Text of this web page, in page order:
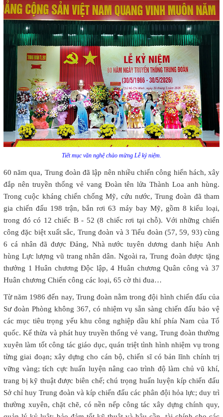
Tiết mục văn nghệ chào mừng Lễ kỷ niệm.
60 năm qua, Trung đoàn đã lập nên nhiều chiến công hiển hách, xây
đắp nên truyền thống vẻ vang Đoàn tên lửa Thành Loa anh hùng.
Trong cuộc kháng chiến chống Mỹ, cứu nước, Trung đoàn đã tham
gia chiến đấu 198 trận, bắn rơi 63 máy bay Mỹ, gồm 8 kiểu loại,
trong đó có 12 chiếc B - 52 (8 chiếc rơi tại chỗ). Với những chiến
công đặc biệt xuất sắc, Trung đoàn và 3 Tiểu đoàn (57, 59, 93) cùng
6 cá nhân đã được Đảng, Nhà nước tuyên dương danh hiệu Anh
hùng Lực lượng vũ trang nhân dân. Ngoài ra, Trung đoàn được tặng
thưởng 1 Huân chương Độc lập, 4 Huân chương Quân công và 37
Huân chương Chiến công các loại, 65 cờ thi đua…
Từ năm 1986 đến nay, Trung đoàn nằm trong đội hình chiến đấu của
Sư đoàn Phòng không 367, có nhiệm vụ sẵn sàng chiến đấu bảo vệ
các mục tiêu trọng yếu khu công nghiệp dầu khí phía Nam của Tổ
quốc. Kế thừa và phát huy truyền thống vẻ vang, Trung đoàn thường
xuyên làm tốt công tác giáo dục, quán triệt tình hình nhiệm vụ trong
từng giai đoạn; xây dựng cho cán bộ, chiến sĩ có bản lĩnh chính trị
vững vàng; tích cực huấn luyện nâng cao trình độ làm chủ vũ khí,
trang bị kỹ thuật được biên chế; chú trọng huấn luyện kíp chiến đấu
Sở chỉ huy Trung đoàn và kíp chiến đấu các phân đội hỏa lực; duy trì
thường xuyên, chặt chẽ, có nền nếp công tác xây dựng chính quy,